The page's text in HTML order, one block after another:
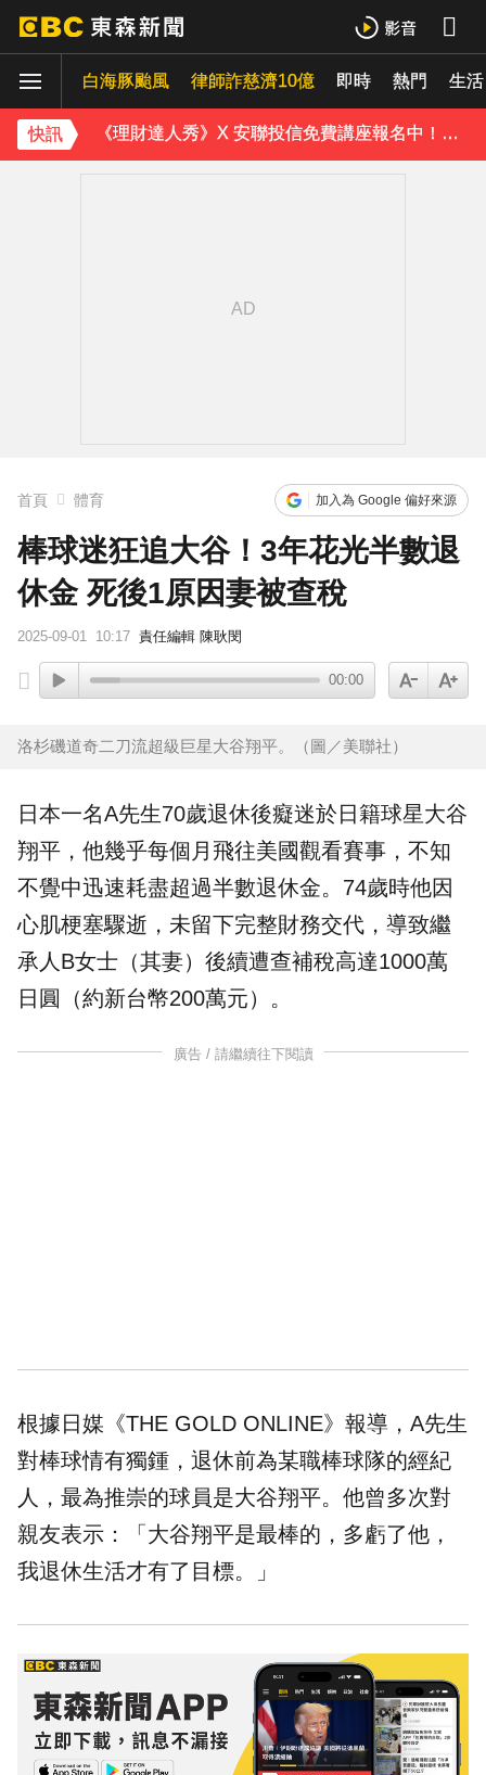
白海豚颱風 律師詐慈濟10億 即時 熱門 生活
快訊
白海豚颱風逐漸逼近！海警區域擴大
桃園8旬妻遭拐杖猛砸身亡！夫打電話自首 鄰居曝私下近況
《理財達人秀》X 安聯投信免費講座報名中！搶先卡位 2027
首頁 體育 加入為 Google 偏好來源
棒球迷狂追大谷！3年花光半數退
休金 死後1原因妻被查稅
2025-09-01 10:17 責任編輯 陳耿閔
00:00
洛杉磯道奇二刀流超級巨星大谷翔平。（圖／美聯社）
日本一名A先生70歲退休後癡迷於日籍球星大谷
翔平 ，他幾乎每個月飛往美國觀看賽事，不知
不覺中迅速耗盡超過半數退休金。74歲時他因
心肌梗塞驟逝，未留下完整財務交代，導致繼
承人B女士（其妻）後續遭查補稅高達1000萬
日圓（約新台幣200萬元）。
廣告 / 請繼續往下閱讀
根據日媒《THE GOLD ONLINE》報導，A先生
對棒球情有獨鍾，退休前為某職棒球隊的經紀
人，最為推崇的球員是大谷翔平。他曾多次對
親友表示：「大谷翔平是最棒的，多虧了他，
我退休生活才有了目標。」